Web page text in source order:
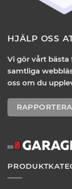
HJÄLP OSS
Vi gör vårt bästa
samtliga
oss om du